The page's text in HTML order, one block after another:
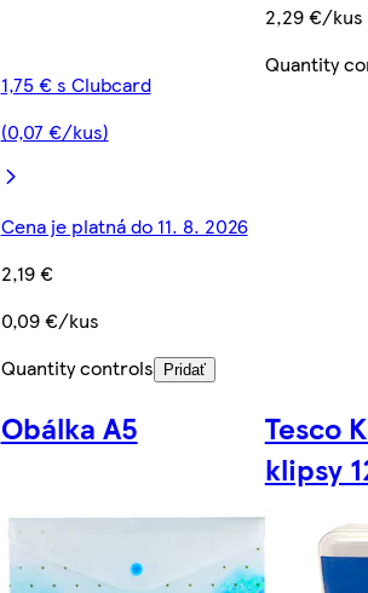
1,75 € s Clubcard
(0,07 €/kus)
Cena je platná do 11. 8. 2026
2,19 €
0,09 €/kus
Quantity controls
Pridať
2,29 €/kus
Quantity
Obálka A5
Tesco
klipsy